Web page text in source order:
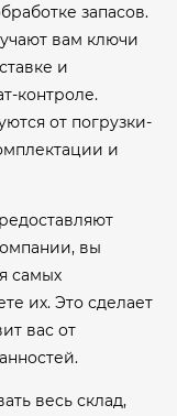
запасов.
вам ключи
и
контроле.
от погрузки-
и
вы
самых
их. Это сделает
вас от
весь склад,